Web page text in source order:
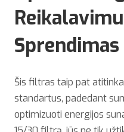
Sprendimas
Šis filtras taip pat
standartus, padedant
optimizuoti energijos